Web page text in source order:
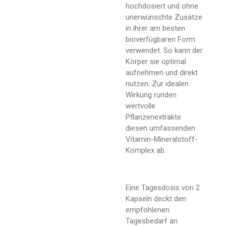
hochdosiert und ohne
unerwünschte Zusätze
in ihrer am besten
bioverfügbaren Form
verwendet. So kann der
Körper sie optimal
aufnehmen und direkt
nutzen. Zur idealen
Wirkung runden
wertvolle
Pflanzenextrakte
diesen umfassenden
Vitamin-Mineralstoff-
Komplex ab.
Eine Tagesdosis von 2
Kapseln deckt den
empfohlenen
Tagesbedarf an